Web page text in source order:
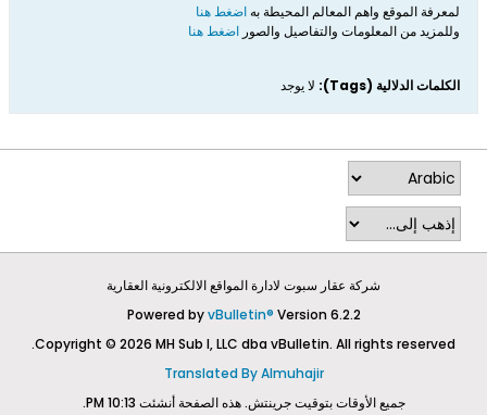
لمعرفة الموقع واهم المعالم المحيطة بهاضغط هنا
وللمزيد من المعلومات والتفاصيل والصور اضغط هنا
الكلمات الدلالية (Tags): لا يوجد
شركة عقار سبوت لادارة المواقع الالكترونية العقارية
Powered byvBulletin® Version 6.2.2
Copyright © 2026 MH Sub I, LLC dba vBulletin. All rights reserved.
Translated By Almuhajir
جميع الأوقات بتوقيت جرينتش. هذه الصفحة أنشئت 10:13 PM.